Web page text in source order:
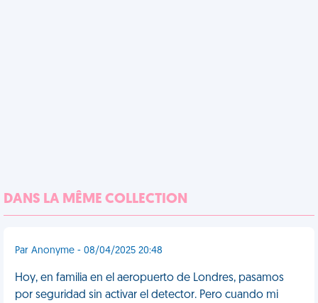
DANS LA MÊME COLLECTION
Par Anonyme - 08/04/2025 20:48
Hoy, en familia en el aeropuerto de Londres, pasamos
por seguridad sin activar el detector. Pero cuando mi